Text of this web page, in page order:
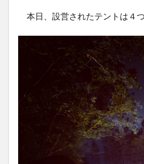
本日、設営されたテントは４